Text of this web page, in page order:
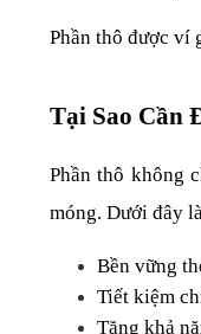
Phần thô được ví
Tại Sao Cần
Phần thô không
móng. Dưới đây
Bền vững
Tiết kiệm
Tăng khả